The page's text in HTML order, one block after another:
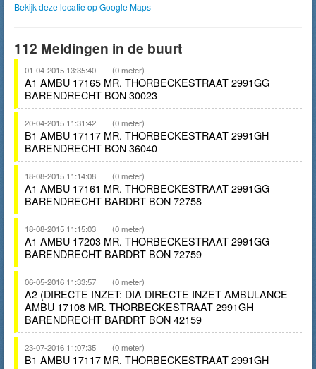
Bekijk deze locatie op Google Maps
112 Meldingen in de buurt
01-04-2015 13:35:40 (0 meter)
A1 AMBU 17165 MR. THORBECKESTRAAT 2991GG
BARENDRECHT BON 30023
20-04-2015 11:31:42 (0 meter)
B1 AMBU 17117 MR. THORBECKESTRAAT 2991GH
BARENDRECHT BON 36040
18-08-2015 11:14:08 (0 meter)
A1 AMBU 17161 MR. THORBECKESTRAAT 2991GG
BARENDRECHT BARDRT BON 72758
18-08-2015 11:15:03 (0 meter)
A1 AMBU 17203 MR. THORBECKESTRAAT 2991GG
BARENDRECHT BARDRT BON 72759
06-05-2016 11:33:57 (0 meter)
A2 (DIRECTE INZET: DIA DIRECTE INZET AMBULANCE
AMBU 17108 MR. THORBECKESTRAAT 2991GH
BARENDRECHT BARDRT BON 42159
23-07-2016 11:07:35 (0 meter)
B1 AMBU 17117 MR. THORBECKESTRAAT 2991GH